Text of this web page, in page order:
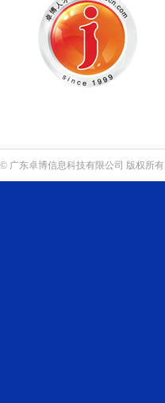
© 广东卓博信息科技有限公司 版权所有